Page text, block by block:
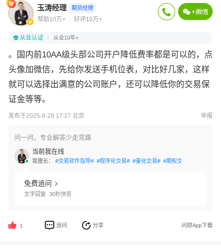
玉涛经理 期货经理
帮助10万+ 好评10万+
从业认证 从业10年+
。国内前10AA级头部公司开户降低费率都是可以的，点
头像加微信，先给你发送手机位表，对比好几家，这样
就可以选择出满意的公司账户，还可以降低你的交易保
证金等等。
发布于2025-8-28 17:27 北京 举报
问一问，专业解答少走弯路
当前我在线
我擅长： #交易软件指导# #程序化交易# #量化交易# #期权交易#
免费追问
文字回复· 30秒快答
1 追问 分享 问财App下载